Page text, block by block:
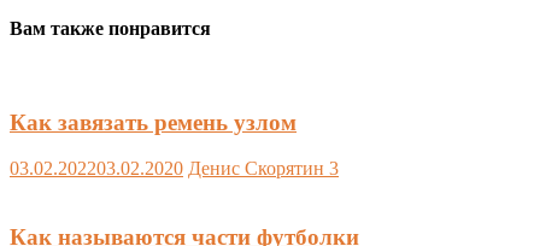
Вам также понравится
Как завязать ремень узлом
03.02.202203.02.2020 Денис Скорятин 3
Как называются части футболки